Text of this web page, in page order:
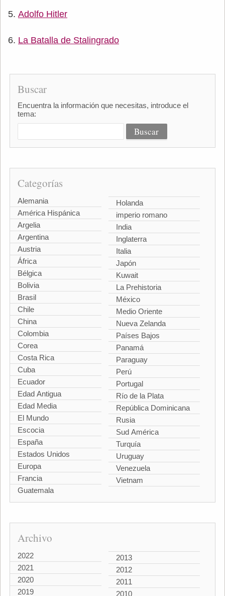
Adolfo Hitler
La Batalla de Stalingrado
Buscar
Encuentra la información que necesitas, introduce el
tema:
Categorías
Alemania
América Hispánica
Argelia
Argentina
Austria
África
Bélgica
Bolivia
Brasil
Chile
China
Colombia
Corea
Costa Rica
Cuba
Ecuador
Edad Antigua
Edad Media
El Mundo
Escocia
España
Estados Unidos
Europa
Francia
Guatemala
Holanda
imperio romano
India
Inglaterra
Italia
Japón
Kuwait
La Prehistoria
México
Medio Oriente
Nueva Zelanda
Países Bajos
Panamá
Paraguay
Perú
Portugal
Río de la Plata
República Dominicana
Rusia
Sud América
Turquía
Uruguay
Venezuela
Vietnam
Archivo
2022
2021
2020
2019
2013
2012
2011
2010